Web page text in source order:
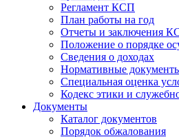
Регламент КСП
План работы на год
Отчеты и заключения
Положение о порядке
Сведения о доходах
Нормативные
Специальная оценка
Кодекс этики и
Документы
Каталог документов
Порядок обжалования